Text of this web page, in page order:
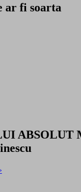
ar fi soarta
ABSOLUT